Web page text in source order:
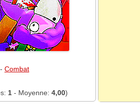
- Combat
1- Moyenne: 4,00)